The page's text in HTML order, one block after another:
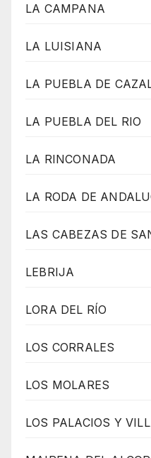
LA CAMPANA
LA LUISIANA
LA PUEBLA DE
LA PUEBLA DEL RIO
LA RINCONADA
LA RODA DE
LAS CABEZAS DE
LEBRIJA
LORA DEL RÍO
LOS CORRALES
LOS MOLARES
LOS PALACIOS Y